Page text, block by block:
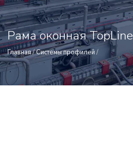
Рама оконная TopLine
Главная/Системы профилей/